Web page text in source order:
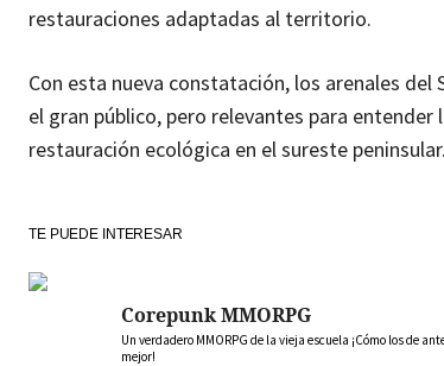
restauraciones adaptadas al territorio.
Con esta nueva constatación, los arenales
el gran público, pero relevantes para
restauración ecológica en el sureste peninsular.
TE PUEDE INTERESAR
Corepunk MMORPG
Un verdadero MMORPG de la vieja escuela ¡Cómo los de
mejor!